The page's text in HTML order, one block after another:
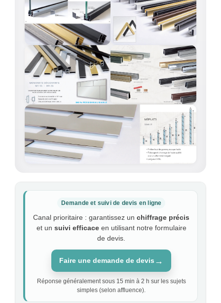
Demande et suivi de devis en ligne
Canal prioritaire : garantissez un chiffrage précis
et un suivi efficaceen utilisant notre formulaire
de devis.
Faire une demande de devis →
Réponse généralement sous 15 min à 2 h sur les sujets
simples (selon affluence).